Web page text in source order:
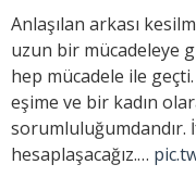
Anlaşılan arkası
uzun bir mücadeleye
hep mücadele ile
eşime ve bir kadın
sorumluluğumdandır.
hesaplaşacağız.…